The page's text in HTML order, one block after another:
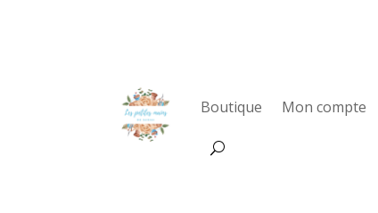
Boutique Mon compte